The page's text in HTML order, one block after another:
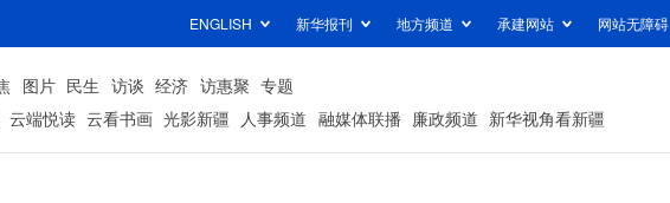
ENGLISH 新华报刊 地方频道 承建网站 网站无障碍
图片 民生 访谈 经济 访惠聚 专题
云端悦读 云看书画 光影新疆 人事频道 融媒体联播 廉政频道 新华视角看新疆